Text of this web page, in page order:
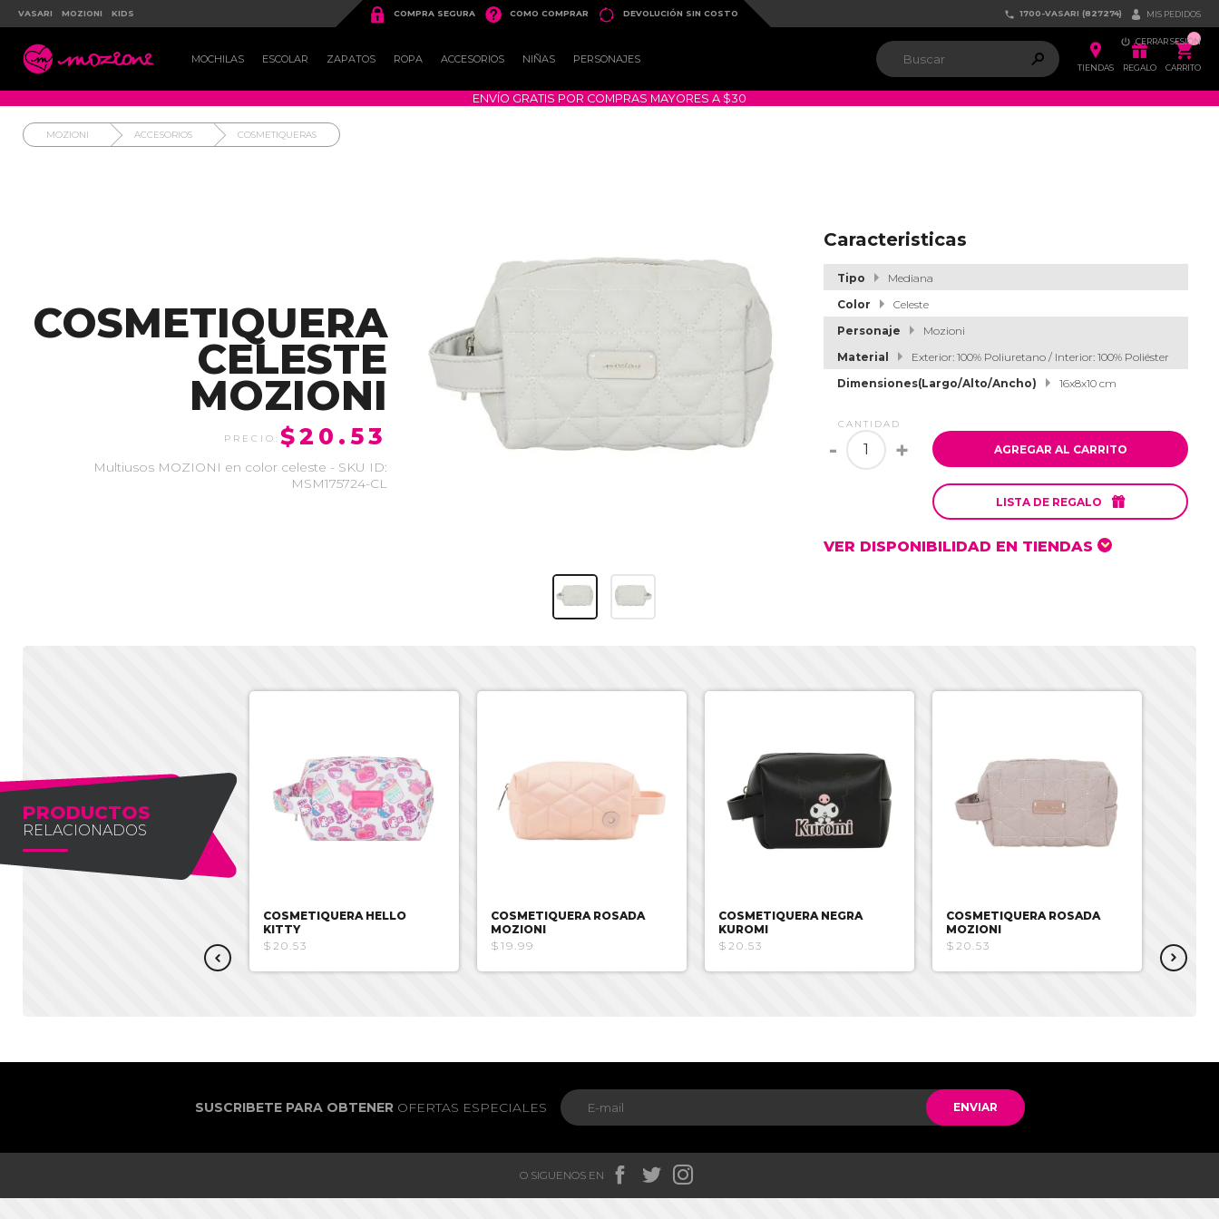
VASARI MOZIONI KIDS  COMPRA SEGURA  COMO COMPRAR  DEVOLUCIÓN SIN COSTO  1700-VASARI (827274)  MIS PEDIDOS
 CERRAR SESIÓN
 MOCHILAS ESCOLAR ZAPATOS ROPA ACCESORIOS NIÑAS PERSONAJES  
TIENDAS

REGALO
ຐ
CARRITO
ENVÍO GRATIS POR COMPRAS MAYORES A $30
MOZIONI ACCESORIOS COSMETIQUERAS
COSMETIQUERA
CELESTE
MOZIONI
$20.53
Multiusos MOZIONI en color celeste - SKU ID:
MSM175724-CL
Caracteristicas
Tipo
Mediana
Color
Celeste
Personaje
Mozioni
Material
Exterior: 100% Poliuretano / Interior: 100% Poliéster
Dimensiones(Largo/Alto/Ancho)
16x8x10 cm
CANTIDAD
- + AGREGAR AL CARRITO
LISTA DE REGALO 
VER DISPONIBILIDAD EN TIENDAS
PRODUCTOS
RELACIONADOS
COSMETIQUERA HELLO
KITTY
$20.53
COSMETIQUERA ROSADA
MOZIONI
$19.99
COSMETIQUERA NEGRA
KUROMI
$20.53
COSMETIQUERA ROSADA
MOZIONI
$20.53
$20.53
SUSCRIBETE PARA OBTENEROFERTAS ESPECIALES ENVIAR
O SIGUENOS EN   